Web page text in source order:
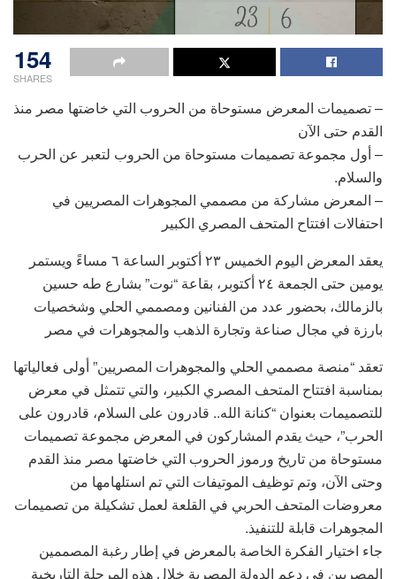
154
SHARES
– تصميمات المعرض مستوحاة من الحروب التي خاضتها مصر منذ
القدم حتى الآن
– أول مجموعة تصميمات مستوحاة من الحروب لتعبر عن الحرب
والسلام.
– المعرض مشاركة من مصممي المجوهرات المصريين في
احتفالات افتتاح المتحف المصري الكبير
يعقد المعرض اليوم الخميس ٢٣ أكتوبر الساعة ٦ مساءً ويستمر
يومين حتى الجمعة ٢٤ أكتوبر، بقاعة “نوت” بشارع طه حسين
بالزمالك، بحضور عدد من الفنانين ومصممي الحلي وشخصيات
بارزة في مجال صناعة وتجارة الذهب والمجوهرات في مصر
تعقد “منصة مصممي الحلي والمجوهرات المصريين” أولى فعالياتها
بمناسبة افتتاح المتحف المصري الكبير، والتي تتمثل في معرض
للتصميمات بعنوان “كنانة الله.. قادرون على السلام، قادرون على
الحرب”، حيث يقدم المشاركون في المعرض مجموعة تصميمات
مستوحاة من تاريخ ورموز الحروب التي خاضتها مصر منذ القدم
وحتى الآن، وتم توظيف الموتيفات التي تم استلهامها من
معروضات المتحف الحربي في القلعة لعمل تشكيلة من تصميمات
المجوهرات قابلة للتنفيذ.
جاء اختيار الفكرة الخاصة بالمعرض في إطار رغبة المصممين
المصريين في دعم الدولة المصرية خلال هذه المرحلة التاريخية